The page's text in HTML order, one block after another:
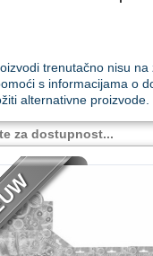
trenutačno nisu na
s informacijama o
alternativne proizvode.